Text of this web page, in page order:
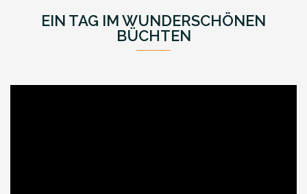
EIN TAG IM WUNDERSCHÖNEN
BÜCHTEN